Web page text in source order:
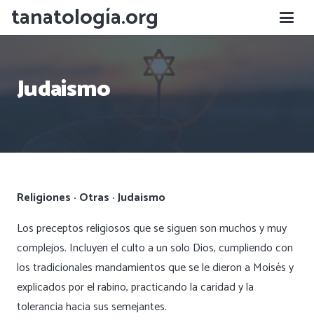
tanatología.org
Judaismo
Religiones · Otras · Judaismo
Los preceptos religiosos que se siguen son muchos y muy
complejos. Incluyen el culto a un solo Dios, cumpliendo con
los tradicionales mandamientos que se le dieron a Moisés y
explicados por el rabino, practicando la caridad y la
tolerancia hacia sus semejantes.